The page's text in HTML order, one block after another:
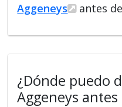
Aggeneys
antes
¿Dónde puedo
Aggeneys